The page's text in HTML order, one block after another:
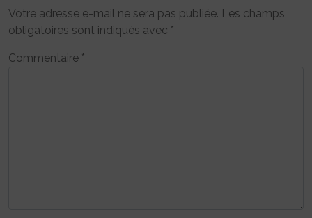
Votre adresse e-mail ne sera pas publiée. Les champs
obligatoires sont indiqués avec *
Commentaire *